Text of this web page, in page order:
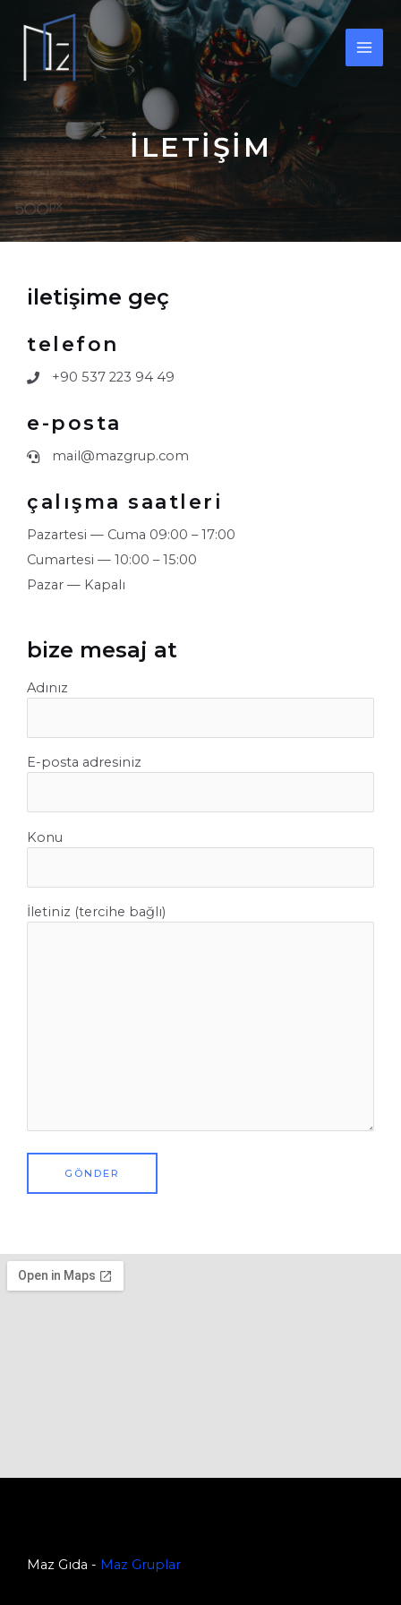
İLETİŞİM
i̇letişime geç
telefon
+90 537 223 94 49
e-posta
mail@mazgrup.com
çalışma saatleri
Pazartesi — Cuma 09:00 – 17:00
Cumartesi — 10:00 – 15:00
Pazar — Kapalı
bize mesaj at
Adınız
E-posta adresiniz
Konu
İletiniz (tercihe bağlı)
Maz Gıda - Maz Gruplar